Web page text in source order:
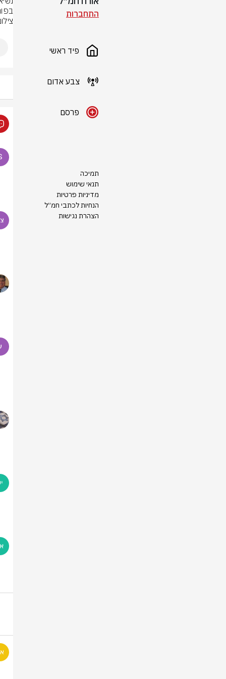
התחברות
פיד ראשי
צבע אדום
פרסם
תמיכה
תנאי שימוש
מדיניות פרטיות
הנחיות לכתבי חמ״ל
הצהרת נגישות